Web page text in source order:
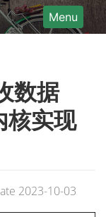
Menu
数据
核实现
2023-10-03